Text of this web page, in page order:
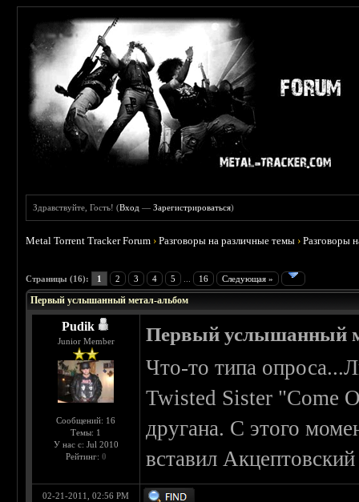
Здравствуйте, Гость! (Вход —Зарегистрироваться)
Metal Torrent Tracker Forum ›Разговоры на различные темы ›Разговоры
Страницы (16): 1 2 3 4 5 16 Следующая »
Первый услышанный метал-альбом
Pudik
Junior Member
Сообщений: 16
Темы: 1
У нас с: Jul 2010
Рейтинг: 0
Первый услышанный
Что-то типа
Twisted Sister "Come
другана. С этого
вставил
02-21-2011, 02:56 PM